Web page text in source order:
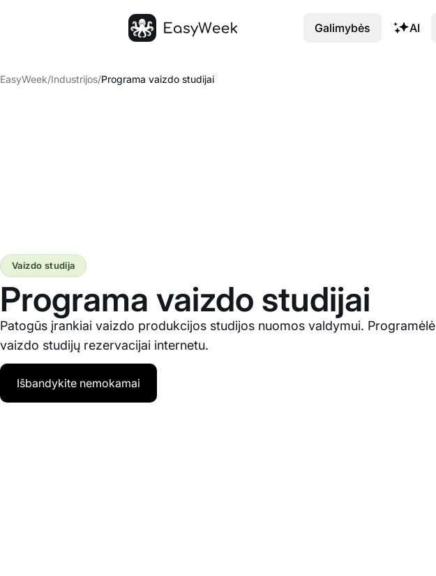
EasyWeek/Industrijos/Programa vaizdo studijai
Programa vaizdo studijai
Patogūs įrankiai vaizdo produkcijos studijos nuomos valdymui. Programėlė
vaizdo studijų rezervacijai internetu.
Vaizdo studija
Išbandykite nemokamai
Galimybės AI